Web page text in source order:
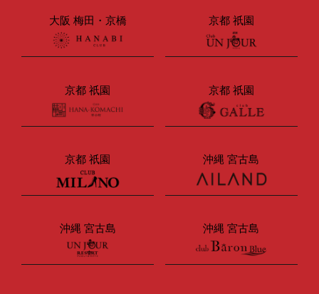
大阪 梅田・京橋 京都 祇園
京都 祇園 京都 祇園
京都 祇園 沖縄 宮古島
沖縄 宮古島 沖縄 宮古島